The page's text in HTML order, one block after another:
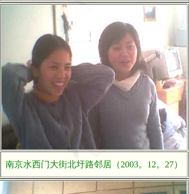
南京水西门大街北圩路邻居（2003。12。27）